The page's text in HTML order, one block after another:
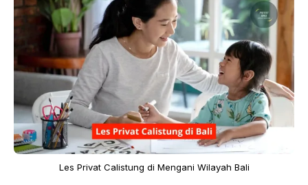
Les Privat Calistung di Mengani Wilayah Bali